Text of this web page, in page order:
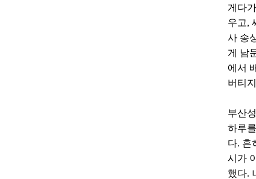
게다
우고,
사 송
게 남
에서
버티
부산
하루
다. 흔
시가
했다.